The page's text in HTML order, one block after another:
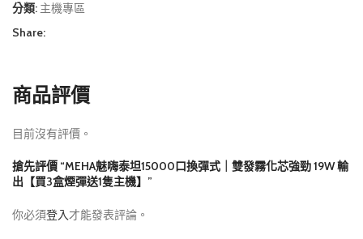
分類: 主機專區
Share:
商品評價
目前沒有評價。
搶先評價 “MEHA魅嗨泰坦15000口換彈式｜雙發霧化芯強勁 19W 輸
出【買3盒煙彈送1隻主機】”
你必須登入才能發表評論。